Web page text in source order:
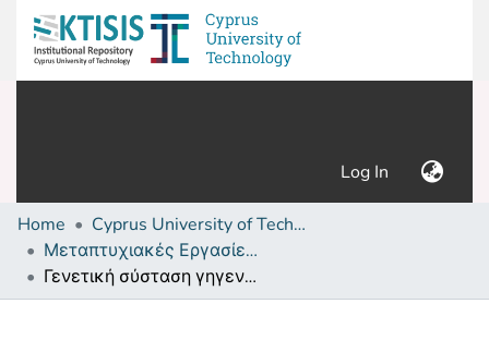
Log In (current)
Home
Cyprus University of Technology (Research Output)
Μεταπτυχιακές Εργασίες/ Master's thesis
Γενετική σύσταση γηγενών ποικιλιών του Κυπριακού αμπελώνα